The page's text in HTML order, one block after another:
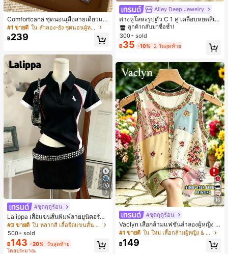
Comfortcana ชุดนอนเสื้อสายเดี่ยวแต่
งระบายและกางเกงขาสั้นสำหรับผู้หญิง
#1 ขายดี ใน ลำลอง-ยัง ชุดนอนผู้หญิง
฿239
7
#ชุดฤดูร้อน
Lalippa เสื้อแขนสั้นพิมพ์ลายยูนิคอร์นล
ายทางสีตัดกันสำหรับผู้หญิง สไตล์วิทย
าลัย
#3 ขายดี
ใน หลากสี เสื้อยืดแขนสั้นเนื้อนุ่มสำหรับใส่ทุกวัน
500+ sold
฿143 -20% วันสุดท้าย
โดยประมาณ
Alley Deep Jewelry
ต่างหูโลหะรูปตัว C 1 คู่ เคลือบหยดสีเห
ลือง ลายจุดสีน้ำเงิน สไตล์ยุโรปและอเม
ริกัน แฟชั่นส่วนตัว หวานและสง่างาม
สำหรับผู้หญิงและเด็กหญิง สำหรับการเ
ดินทาง งานแต่งงาน ปาร์ตี้ วันเกิด ของ
#1 ขายดี ใน โบโฮ ต่างหูผู้หญิง
ลูกค้ากลับมาซื้อซ้ำ!
เกือบหมดแล้ว!
#1 ขายดี ใน โบโฮ ต่างหูผู้หญิง
ลูกค้ากลับมาซื้อซ้ำ!
เกือบหมดแล้ว!
#1 ขายดี ใน โบโฮ ต่างหูผู้หญิง
ลูกค้ากลับมาซื้อซ้ำ!
เกือบหมดแล้ว!
#1 ขายดี ใน โบโฮ ต่างหูผู้หญิง
เกือบหมดแล้ว!
300+ sold
฿35 -10% 2 วันสุดท้าย
16
#ชุดฤดูร้อน
Vaclyn เสื้อกล้ามแฟชั่นลำลองผู้หญิง ล
ายแพตช์เวิร์ก แขนกุด คอกลม ติดกระดุ
ม
#1 ขายดี ใน ใหม่ เสื้อกล้ามผู้หญิง & Camis
฿149